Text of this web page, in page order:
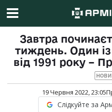
Завтра
тиждень. Один
від 1991 року –
19 Червня 2022, 23:05
Слідкуйте за